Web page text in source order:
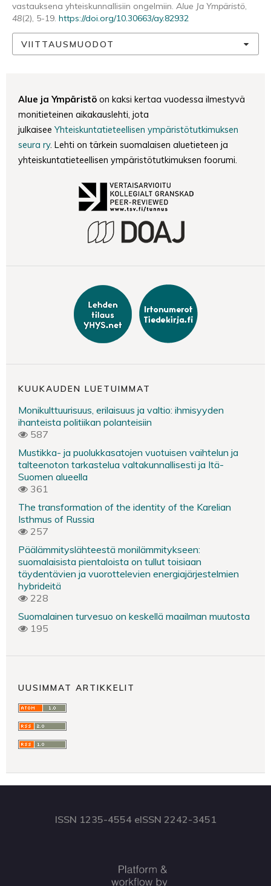
vastauksena yhteiskunnallisiin ongelmiin. Alue Ja Ympäristö,
48(2), 5-19. https://doi.org/10.30663/ay.82932
VIITTAUSMUODOT
Alue ja Ympäristö on kaksi kertaa vuodessa ilmestyvä
monitieteinen aikakauslehti, jota
julkaisee Yhteiskuntatieteellisen ympäristötutkimuksen
seura ry. Lehti on tärkein suomalaisen aluetieteen ja
yhteiskuntatieteellisen ympäristötutkimuksen foorumi.
KUUKAUDEN LUETUIMMAT
Monikulttuurisuus, erilaisuus ja valtio: ihmisyyden
ihanteista politiikan polanteisiin
587
Mustikka- ja puolukkasatojen vuotuisen vaihtelun ja
talteenoton tarkastelua valtakunnallisesti ja Itä-
Suomen alueella
361
The transformation of the identity of the Karelian
Isthmus of Russia
257
Päälämmityslähteestä monilämmitykseen:
suomalaisista pientaloista on tullut toisiaan
täydentävien ja vuorottelevien energiajärjestelmien
hybrideitä
228
Suomalainen turvesuo on keskellä maailman muutosta
195
UUSIMMAT ARTIKKELIT
ISSN 1235-4554 eISSN 2242-3451